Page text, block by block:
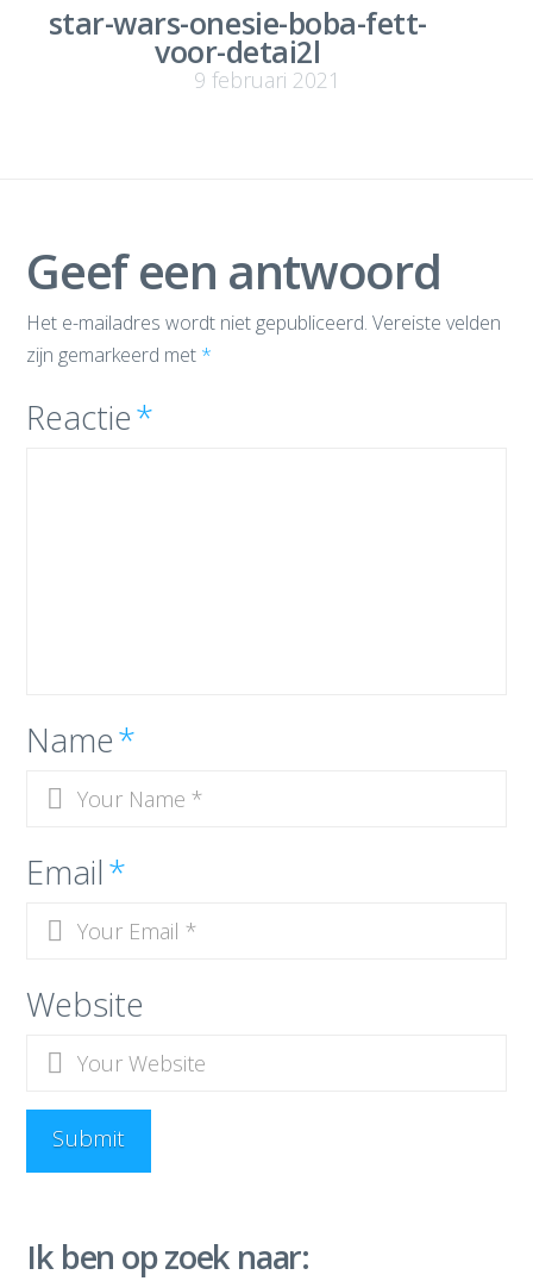
star-wars-onesie-boba-fett-
voor-detai2l
9 februari 2021
Geef een antwoord
Het e-mailadres wordt niet gepubliceerd. Vereiste velden
zijn gemarkeerd met *
Reactie*
Name*
Email*
Website
Ik ben op zoek naar: